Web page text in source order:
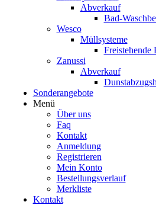
Abverkauf
Bad-
Wesco
Müllsysteme
Freistehende
Zanussi
Abverkauf
Sonderangebote
Menü
Über uns
Faq
Kontakt
Anmeldung
Registrieren
Mein Konto
Bestellungsverlauf
Merkliste
Kontakt